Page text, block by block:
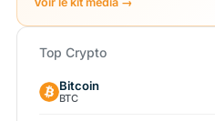
Top Crypto
Bitcoin
BTC